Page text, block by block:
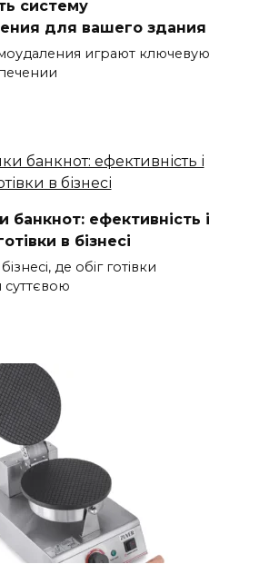
систему
для вашего здания
играют ключевую
банкнот: ефективність і
в бізнесі
де обіг готівки
суттєвою